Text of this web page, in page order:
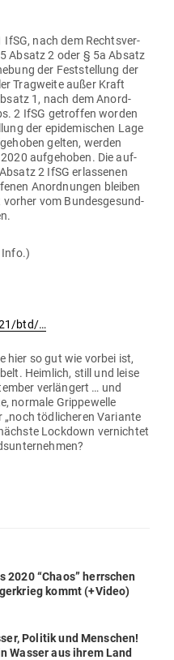
IfSG, nach dem Rechts­ver­
Absatz 2 oder § 5a Absatz
der Fest­stellung der
Trag­weite außer Kraft
1, nach dem Anord­
2 IfSG getroffen worden
der epi­de­mi­schen Lage
gelten, werden
auf­ge­hoben. Die auf­
2 IfSG erlas­senen
Anord­nungen bleiben
vorher vom Bun­des­ge­sund­
Info.)
btd/…
hier so gut wie vorbei ist,
Heimlich, still und leise
ver­längert … und
normale Grip­pe­welle
„noch töd­li­cheren Variante
Lockdown ver­nichtet
2020 “Chaos” herr­schen
kommt (+Video)
Politik und Men­schen!
Wasser aus ihrem Land